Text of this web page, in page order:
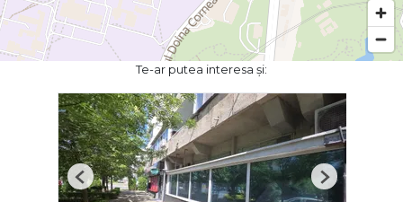
Te-ar putea interesa și:
Previous Next